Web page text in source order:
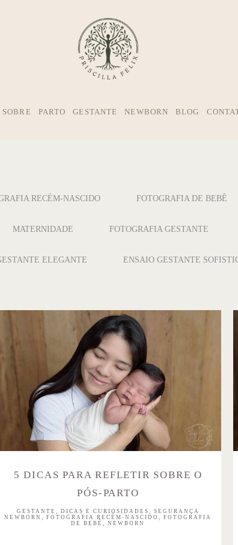
SOBRE PARTO GESTANTE NEWBORN BLOG
RECÉM-NASCIDO FOTOGRAFIA DE BEBÊ
MATERNIDADE FOTOGRAFIA GESTANTE
ELEGANTE ENSAIO GESTANTE
5 DICAS PARA REFLETIR SOBRE O
PÓS-PARTO
GESTANTE, DICAS E CURIOSIDADES, SEGURANÇA
NEWBORN, FOTOGRAFIA RECÉM-NASCIDO, FOTOGRAFIA
DE BEBÊ, NEWBORN